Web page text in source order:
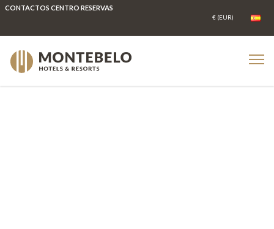
CONTACTOS CENTRO RESERVAS